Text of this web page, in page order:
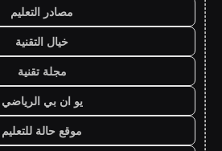
مصادر التعليم
خيال التقنية
مجلة تقنية
يو ان بي الرياضي
موقع حالة للتعليم